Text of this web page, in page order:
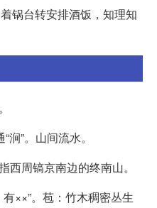
锅台转安排酒饭，知理知
涧”。山间流水。
西周镐京南边的终南山。
××”。苞：竹木稠密丛生